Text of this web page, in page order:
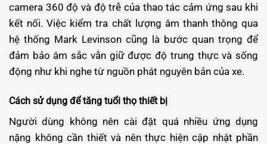
camera 360 độ và độ trễ của thao tác cảm ứng sau khi
kết nối. Việc kiểm tra chất lượng âm thanh thông qua
hệ thống Mark Levinson cũng là bước quan trọng để
đảm bảo âm sắc vẫn giữ được độ trung thực và sống
động như khi nghe từ nguồn phát nguyên bản của xe.
Cách sử dụng để tăng tuổi thọ thiết bị
Người dùng không nên cài đặt quá nhiều ứng dụng
nặng không cần thiết và nên thực hiện cập nhật phần